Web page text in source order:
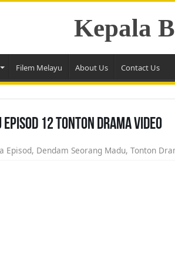
Kepala
Filem Melayu About Us Contact Us
12 Tonton Drama Video
Episod, Dendam Seorang Madu, Tonton